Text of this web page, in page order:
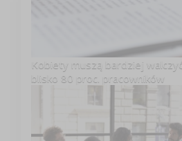
Kobiety muszą bardziej
blisko 80 proc. pracowników